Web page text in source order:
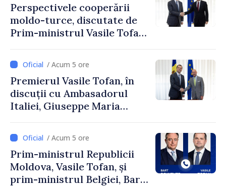
Perspectivele cooperării
moldo-turce, discutate de
Prim-ministrul Vasile Tofan
Uygar Mustafa Sertel
/ Acum 5 ore
Premierul Vasile Tofan, în
discuții cu Ambasadorul
Italiei, Giuseppe Maria
/ Acum 5 ore
Prim-ministrul Republicii
Moldova, Vasile Tofan, și
prim-ministrul Belgiei, Bart